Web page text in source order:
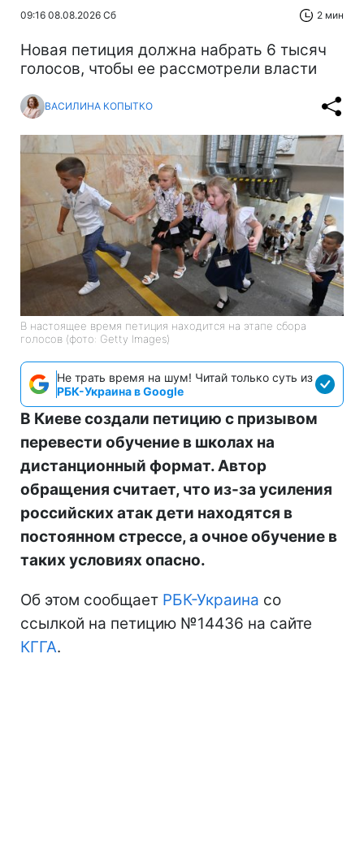
09:16 08.08.2026 Сб 2 мин
Новая петиция должна набрать 6 тысяч
голосов, чтобы ее рассмотрели власти
ВАСИЛИНА КОПЫТКО
В настоящее время петиция находится на этапе сбора
голосов (фото: Getty Images)
Не трать время на шум! Читай только суть из
РБК-Украина в Google
В Киеве создали петицию с призывом
перевести обучение в школах на
дистанционный формат. Автор
обращения считает, что из-за усиления
российских атак дети находятся в
постоянном стрессе, а очное обучение в
таких условиях опасно.
Об этом сообщает РБК-Украина со
ссылкой на петицию №14436 на сайте
КГГА.